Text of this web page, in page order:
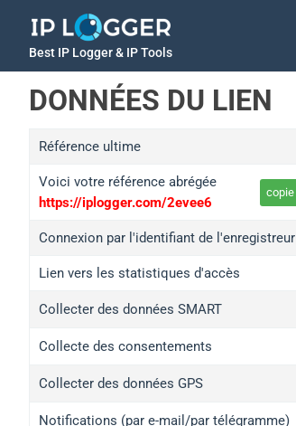
Best IP Logger & IP Tools
DONNÉES DU LIEN
Référence ultime
Voici votre référence abrégée
https://iplogger.com/2evee6
copie
Connexion par l'identifiant de l'enregistreur
Lien vers les statistiques d'accès
Collecter des données SMART
Collecte des consentements
Collecter des données GPS
Notifications (par e-mail/par télégramme)